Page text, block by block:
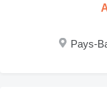
Pays-